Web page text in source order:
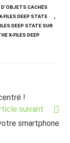
D’OBJETS CACHÉS
FILES DEEP STATE ,
DEEP STATE SUR
X-FILES DEEP
!
suivant
smartphone